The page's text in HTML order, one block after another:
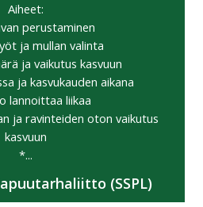
Aiheet:
perustaminen
ja mullan valinta
ja vaikutus kasvuun
ja kasvukauden aikana
lannoittaa liikaa
ja ravinteiden oton vaikutus
kasvuun
*...
(SSPL)